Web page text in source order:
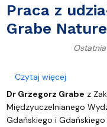
Praca z
Grabe Nature
Czytaj więcejo Praca z
Dr Grzegorz Grabe z
Międzyuczelnianego
Gdańskiego i